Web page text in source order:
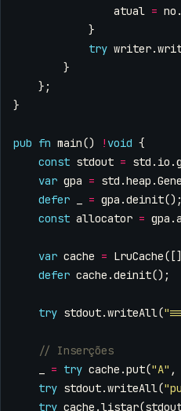
atual = no .
}
try writer.
}
};
}
pub fn main() ! void {
const stdout = std . io .
var gpa = std .heap .
defer
= gpa .deinit();
const allocator = gpa .
var cache = LruCache([]
defer cache .deinit();
try stdout.writeAll(
= try cache .put("A" ,
try stdout.writeAll(
try cache .listar(